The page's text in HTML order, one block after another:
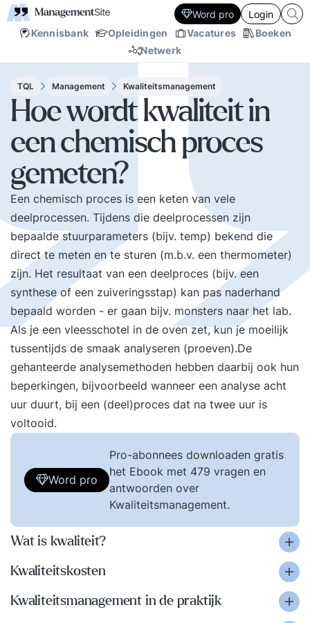
Kennisbank Opleidingen Vacatures
Boeken
Netwerk
Word pro Login
TQL Management Kwaliteitsmanagement
Hoe wordt kwaliteit in
een chemisch proces
gemeten?
Een chemisch proces is een keten van vele
deelprocessen. Tijdens die deelprocessen zijn
bepaalde stuurparameters (bijv. temp) bekend die
direct te meten en te sturen (m.b.v. een thermometer)
zijn. Het resultaat van een deelproces (bijv. een
synthese of een zuiveringsstap) kan pas naderhand
bepaald worden - er gaan bijv. monsters naar het lab.
Als je een vleesschotel in de oven zet, kun je moeilijk
tussentijds de smaak analyseren (proeven).De
gehanteerde analysemethoden hebben daarbij ook hun
beperkingen, bijvoorbeeld wanneer een analyse acht
uur duurt, bij een (deel)proces dat na twee uur is
voltooid.
Word pro
Pro-abonnees downloaden gratis
het Ebook met 479 vragen en
antwoorden over
Kwaliteitsmanagement.
Wat is kwaliteit?
Kwaliteitskosten
Kwaliteitsmanagement in de praktijk